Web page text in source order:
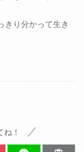
きり分かって生き
！